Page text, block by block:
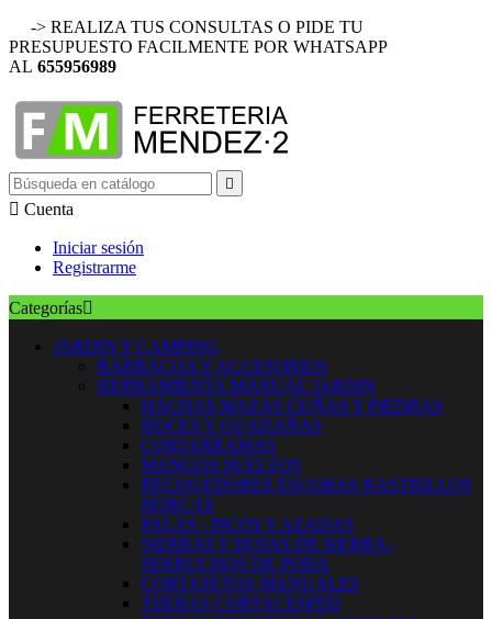
-> REALIZA TUS CONSULTAS O PIDE TU
PRESUPUESTO FACILMENTE POR WHATSAPP
AL 655956989

 Cuenta
Iniciar sesión
Registrarme
Categorías
JARDIN Y CAMPING
BARBACOA Y ACCESORIOS
HERRAMIENTA MANUAL JARDIN
HACHAS MAZAS CUÑAS Y PIEDRAS
HOCES Y GUADAÑAS
CORTARRAMAS
MANGOS SUELTOS
RECOGEDORES ESCOBAS RASTRILLOS
HORCAS
PALAS - PICOS Y AZADAS
SIERRAS Y HOJAS DE SIERRA -
SERRUCHOS DE PODA
CORTASETOS MANUALES
TIJERAS CORTACESPED